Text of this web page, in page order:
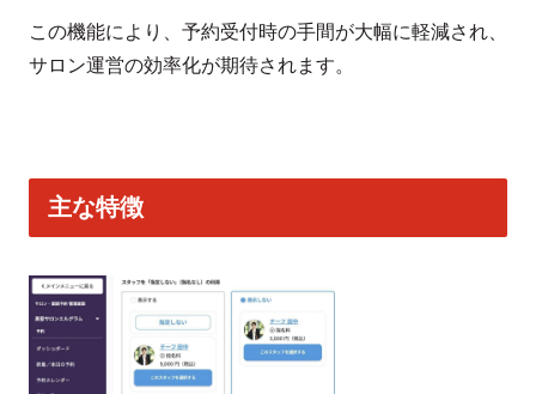
この機能により、予約受付時の手間が大幅に軽減され、
サロン運営の効率化が期待されます。
主な特徴